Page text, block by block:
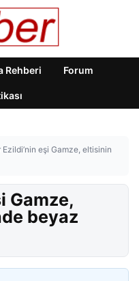
Rehberi Forum
Ezildi’nin eşi Gamze, eltisinin
Gamze,
beyaz